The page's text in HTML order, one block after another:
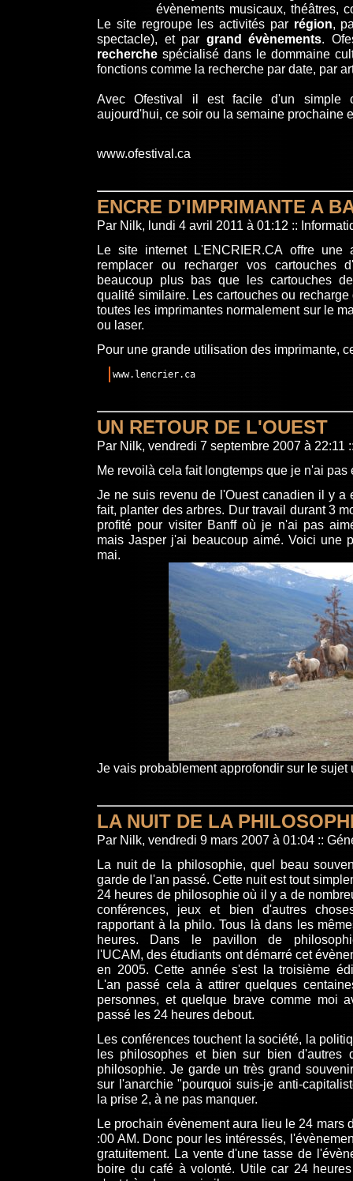
évènements musicaux, théâtres,
Le site regroupe les activités par région,
spectacle), et par grand évènements.
recherche spécialisé dans le dommaine
fonctions comme la recherche par date, par
Avec Ofestival il est facile d'un simple
aujourd'hui, ce soir ou la semaine prochaine
www.ofestival.ca
ENCRE D'IMPRIMANTE A
Par Nilk, lundi 4 avril 2011 à 01:12 ::
Le site internet L'ENCRIER.CAoffre une
remplacer ou recharger vos cartouches
beaucoup plus bas que les cartouches
qualité similaire. Les cartouches ou
toutes les imprimantes normalement sur le
ou laser.
Pour une grande utilisation des imprimante,
www.lencrier.ca
UN RETOUR DE L'OUEST
Par Nilk, vendredi 7 septembre 2007 à 22:11
Me revoilà cela fait longtemps que je n'ai pas
Je ne suis revenu de l'Ouest canadien il y a
fait, planter des arbres. Dur travail durant 3
profité pour visiter Banff où je n'ai pas
mais Jasper j'ai beaucoup aimé. Voici une
mai.
Je vais probablement approfondir sur le sujet
LA NUIT DE LA
Par Nilk, vendredi 9 mars 2007 à 01:04 ::
La nuit de la philosophie, quel beau
garde de l'an passé. Cette nuit est tout
24 heures de philosophie où il y a de
conférences, jeux et bien d'autres
rapportant à la philo. Tous là dans les
heures. Dans le pavillon de
l'UCAM, des étudiants ont démarré cet
en 2005. Cette année s'est la troisième
L'an passé cela à attirer quelques
personnes, et quelque brave comme moi
passé les 24 heures debout.
Les conférences touchent la société, la
les philosophes et bien sur bien d'autres
philosophie. Je garde un très grand
sur l'anarchie "pourquoi suis-je anti-
la prise 2, à ne pas manquer.
Le prochain évènement aura lieu le 24 mars
:00 AM. Donc pour les intéressés,
gratuitement. La vente d'une tasse de
boire du café à volonté. Utile car 24